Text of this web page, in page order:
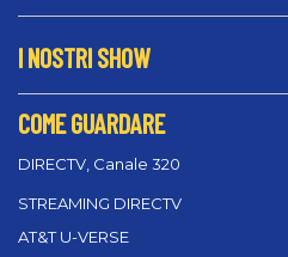
I NOSTRI SHOW
COME GUARDARE
DIRECTV, Canale 320
STREAMING DIRECTV
AT&T U-VERSE